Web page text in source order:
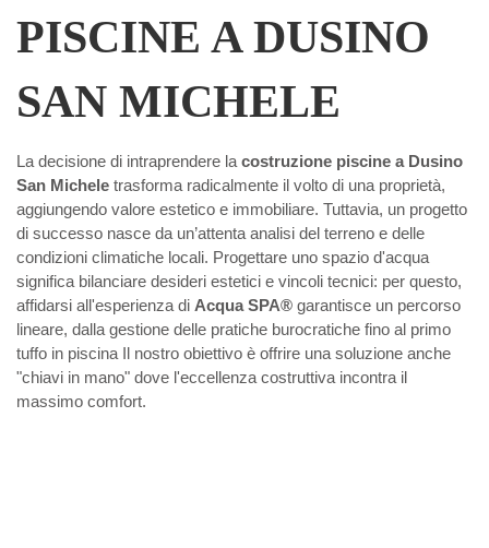
PISCINE A DUSINO
SAN MICHELE
La decisione di intraprendere la costruzione piscine a Dusino
San Michele trasforma radicalmente il volto di una proprietà,
aggiungendo valore estetico e immobiliare. Tuttavia, un progetto
di successo nasce da un’attenta analisi del terreno e delle
condizioni climatiche locali. Progettare uno spazio d'acqua
significa bilanciare desideri estetici e vincoli tecnici: per questo,
affidarsi all'esperienza di Acqua SPA® garantisce un percorso
lineare, dalla gestione delle pratiche burocratiche fino al primo
tuffo in piscina Il nostro obiettivo è offrire una soluzione anche
"chiavi in mano" dove l'eccellenza costruttiva incontra il
massimo comfort.